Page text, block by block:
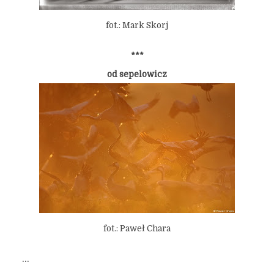
fot.: Mark Skorj
***
od sepelowicz
fot.: Paweł Chara
…